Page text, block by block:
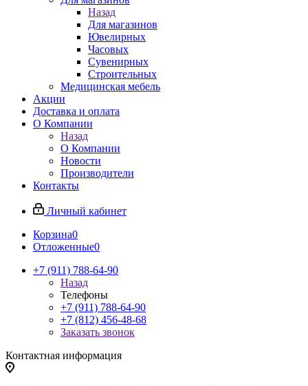
Назад
Для магазинов
Ювелирных
Часовых
Сувенирных
Строительных
Медицинская мебель
Акции
Доставка и оплата
О Компании
Назад
О Компании
Новости
Производители
Контакты
Личный кабинет
Корзина0
Отложенные0
+7 (911) 788-64-90
Назад
Телефоны
+7 (911) 788-64-90
+7 (812) 456-48-68
Заказать звонок
Контактная информация